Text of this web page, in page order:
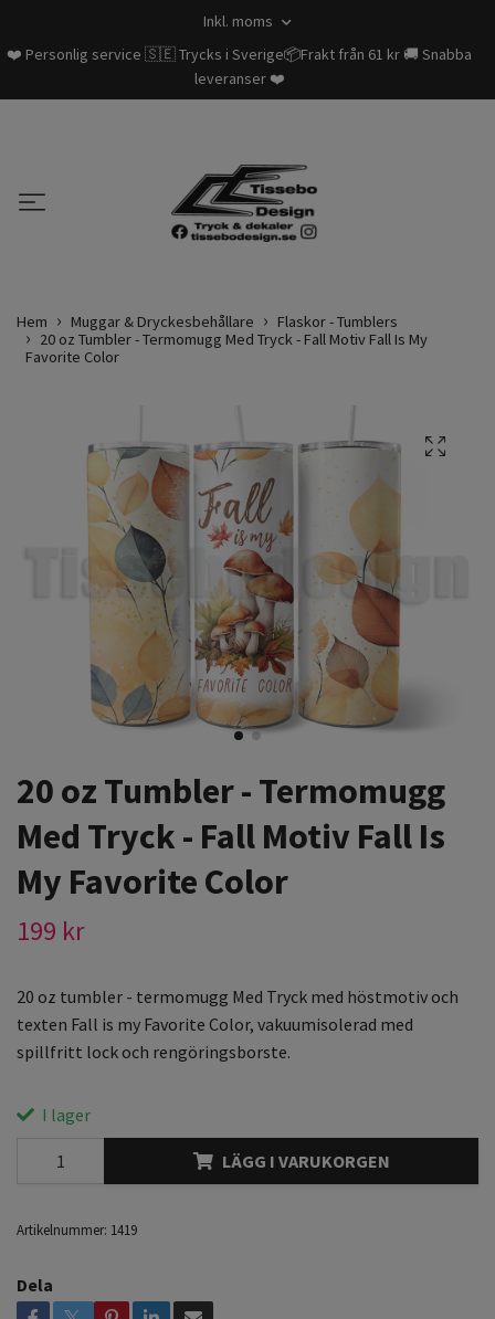
Inkl. moms
❤️ Personlig service 🇸🇪 Trycks i Sverige📦Frakt från 61 kr 🚚 Snabba
leveranser ❤️
Hem Muggar & Dryckesbehållare
Flaskor - Tumblers
20 oz Tumbler - Termomugg Med Tryck - Fall Motiv Fall Is My
Favorite Color
20 oz Tumbler - Termomugg
Med Tryck - Fall Motiv Fall Is
My Favorite Color
199 kr
20 oz tumbler - termomugg Med Tryck med höstmotiv och
texten Fall is my Favorite Color, vakuumisolerad med
spillfritt lock och rengöringsborste.
I lager
LÄGG I VARUKORGEN
Artikelnummer: 1419
Dela